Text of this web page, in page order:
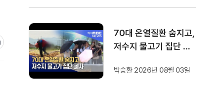
70대 온열질환 숨지고,
저수지 물고기 집단 폐
박승환 2026년 08월 03일